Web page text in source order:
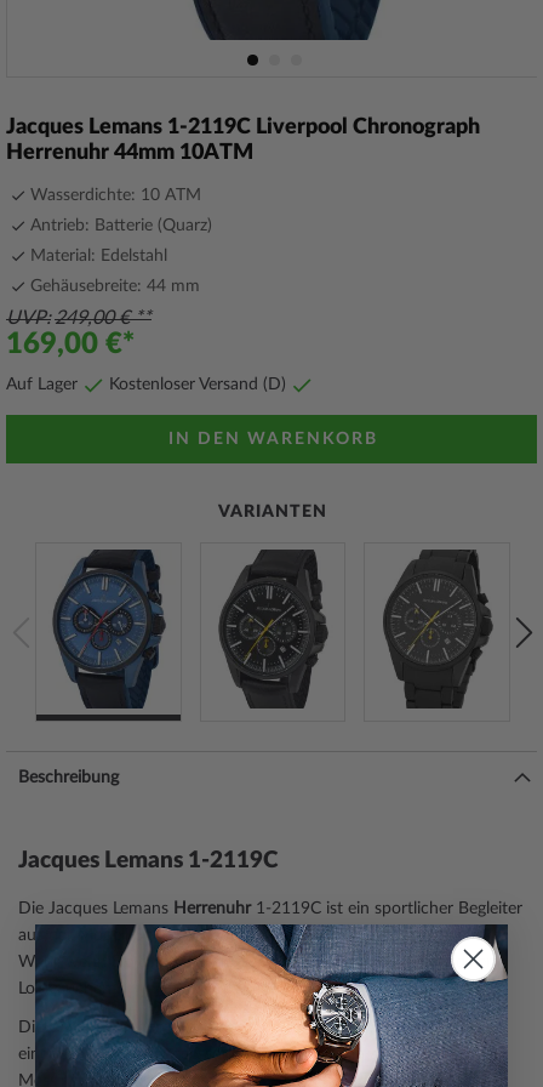
der
Bildergalerie
springen
Jacques Lemans 1-2119C Liverpool Chronograph
Herrenuhr 44mm 10ATM
Wasserdichte: 10 ATM
Antrieb: Batterie (Quarz)
Material: Edelstahl
Gehäusebreite: 44 mm
UVP 249,00 €
169,00 €
Auf Lager Kostenloser Versand (D)
IN DEN WARENKORB
VARIANTEN
Beschreibung
Jacques Lemans 1-2119C
Die Jacques Lemans Herrenuhr1-2119C ist ein sportlicher Begleiter
aus der Modell-Serie Liverpool Chronograph 44mm. Eine perfekte
Wahl, wenn Sie einen Zeitmesser mit einem sportlich lebendigen
Look suchen.
Die Chronographen-Funktion
macht diese Armbanduhr zu
einem geschätzten Accessoire für Sportler und alle, die ein
Messinstrument benötigen, um Bestzeiten, Laufzeiten,